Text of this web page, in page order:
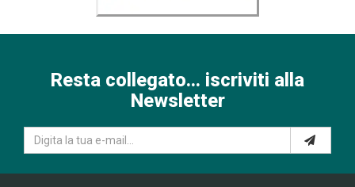
Resta collegato... iscriviti alla
Newsletter